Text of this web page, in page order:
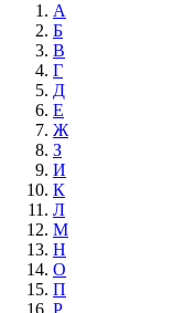
А
Б
В
Г
Д
Е
Ж
З
И
К
Л
М
Н
О
П